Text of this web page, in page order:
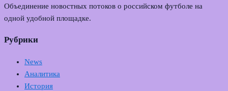
Объединение новостных потоков о российском футболе на
одной удобной площадке.
Рубрики
News
Аналитика
История